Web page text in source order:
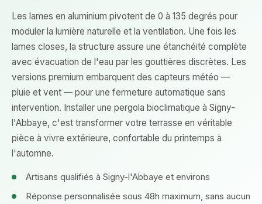
Les lames en aluminium pivotent de 0 à 135 degrés pour
moduler la lumière naturelle et la ventilation. Une fois les
lames closes, la structure assure une étanchéité complète
avec évacuation de l'eau par les gouttières discrètes. Les
versions premium embarquent des capteurs météo —
pluie et vent — pour une fermeture automatique sans
intervention. Installer une pergola bioclimatique à Signy-
l'Abbaye, c'est transformer votre terrasse en véritable
pièce à vivre extérieure, confortable du printemps à
l'automne.
Artisans qualifiés à Signy-l'Abbaye et environs
Réponse personnalisée sous 48h maximum, sans aucun